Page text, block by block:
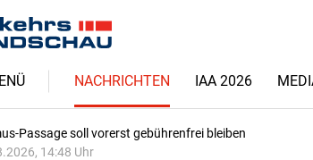
NACHRICHTEN IAA 2026
Passage soll vorerst gebührenfrei bleiben
14:48 Uhr